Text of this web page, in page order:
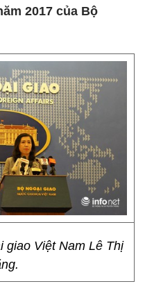
2017 của Bộ
giao Việt Nam Lê Thị